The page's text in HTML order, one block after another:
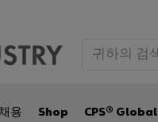
용 Shop CPS® Global